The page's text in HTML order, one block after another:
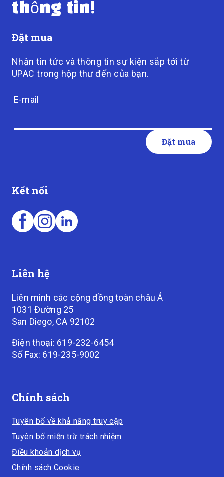
thông tin!
Đặt mua
Nhận tin tức và thông tin sự kiện sắp tới từ
UPAC trong hộp thư đến của bạn.
E-mail
Kết nối
Liên hệ
Liên minh các cộng đồng toàn châu Á
1031 Đường 25
San Diego, CA 92102
Điện thoại: 619-232-6454
Số Fax: 619-235-9002
Chính sách
Tuyên bố về khả năng truy cập
Tuyên bố miễn trừ trách nhiệm
Điều khoản dịch vụ
Chính sách Cookie